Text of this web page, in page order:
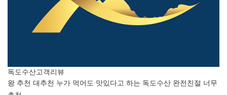
독도수산고객리뷰
왕 추천 대추천 누가 먹어도 맛있다고 하는 독도수산 완전친절 너무